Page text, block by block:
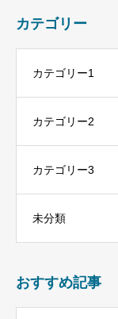
カテゴリー
カテゴリー1
カテゴリー2
カテゴリー3
未分類
おすすめ記事